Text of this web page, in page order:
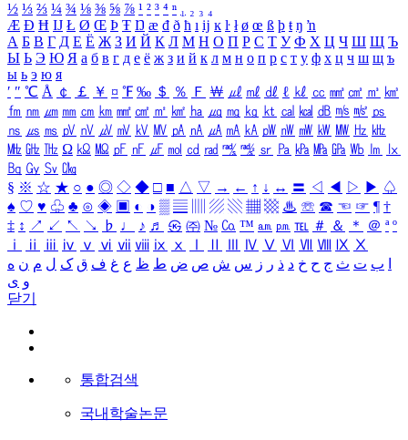
½ ⅓ ⅔ ¼ ¾ ⅛ ⅜ ⅝ ⅞ ¹ ² ³ ⁴ ⁿ ₁ ₂ ₃ ₄
Æ Ð Ħ Ĳ Ł Ø Œ Þ Ŧ Ŋ æ đ ð ħ ı ĳ ĸ ŀ ł ø œ ß þ ŧ ŋ ŉ
А Б В Г Д Е Ё Ж З И Й К Л М Н О П Р С Т У Ф Х Ц Ч Ш Щ Ъ
Ы Ь Э Ю Я а б в г д е ё ж з и й к л м н о п р с т у ф х ц ч ш щ ъ
ы ь э ю я
′ ″ ℃ Å ￠ ￡ ￥ ¤ ℉ ‰ ＄ ％ Ｆ ￦ ㎕ ㎖ ㎗ ℓ ㎘ ㏄ ㎣ ㎤ ㎥ ㎦
㎙ ㎚ ㎛ ㎜ ㎝ ㎞ ㎟ ㎠ ㎡ ㎢ ㏊ ㎍ ㎎ ㎏ ㏏ ㎈ ㎉ ㏈ ㎧ ㎨ ㎰
㎱ ㎲ ㎳ ㎴ ㎵ ㎶ ㎷ ㎸ ㎹ ㎀ ㎁ ㎂ ㎃ ㎄ ㎺ ㎻ ㎽ ㎾ ㎿ ㎐ ㎑
㎒ ㎓ ㎔ Ω ㏀ ㏁ ㎊ ㎋ ㎌ ㏖ ㏅ ㎭ ㎮ ㎯ ㏛ ㎩ ㎪ ㎫ ㎬ ㏝ ㏐
㏓
㏃ ㏉ ㏜ ㏆
§ ※ ☆ ★ ○ ● ◎ ◇ ◆ □ ■ △ ▽ → ← ↑ ↓ ↔ 〓 ◁ ◀ ▷ ▶ ♤
♠ ♡ ♥ ♧ ♣ ⊙ ◈ ▣ ◐ ◑ ▒ ▤ ▨ ▧ ▦ ▩ ♨ ☏ ☎ ☜ ☞ ¶ †
‡ ↕ ↗ ↙ ↖ ↘ ♭ ♩ ♪ ♬ ㉿ ㈜ № ㏇ ™ ㏂ ㏘ ℡ ＃ ＆ ＊ ＠ ª º
ⅰ
ⅱ ⅲ ⅳ ⅴ ⅵ ⅶ ⅷ ⅸ ⅹ Ⅳ Ⅴ Ⅵ Ⅶ Ⅷ Ⅸ Ⅹ
ب ت ث ج ح خ د ذ ر ز س ش ص ض ط ظ ع غ ف ق ک ل م ن ه
و ی
닫기
통합검색
국내학술논문